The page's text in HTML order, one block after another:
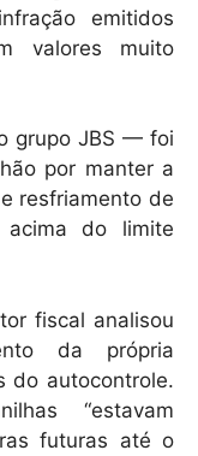
emitidos
valores muito
grupo JBS — foi
por manter a
resfriamento de
do limite
fiscal analisou
da própria
do autocontrole.
“estavam
futuras até o